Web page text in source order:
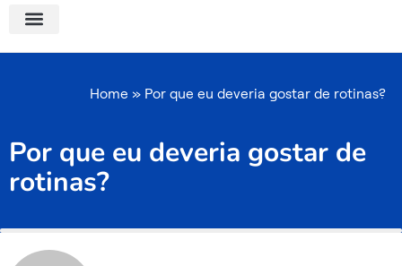
Home » Por que eu deveria gostar de rotinas?
Por que eu deveria gostar de
rotinas?